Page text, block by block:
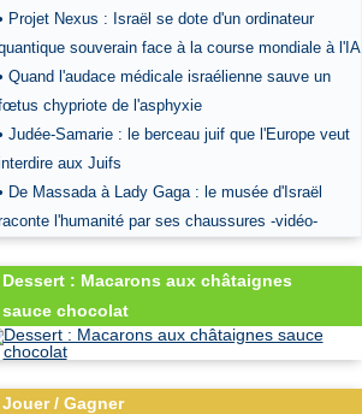
Projet Nexus : Israël se dote d'un ordinateur
souverain face à la course mondiale à l'IA
Quand l'audace médicale israélienne sauve un
chypriote de l'asphyxie
Judée-Samarie : le berceau juif que l'Europe veut
aux Juifs
De Massada à Lady Gaga : le musée d'Israël
l'humanité par ses chaussures -vidéo-
Dessert : Macarons aux châtaignes
sauce chocolat
Jouer / Gagner